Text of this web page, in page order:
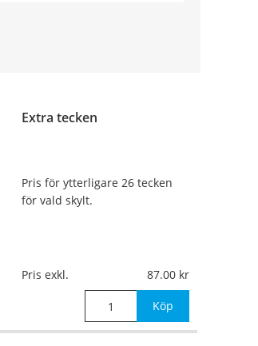
Extra tecken
Pris för ytterligare 26 tecken
för vald skylt.
Pris exkl. 87.00
Köp